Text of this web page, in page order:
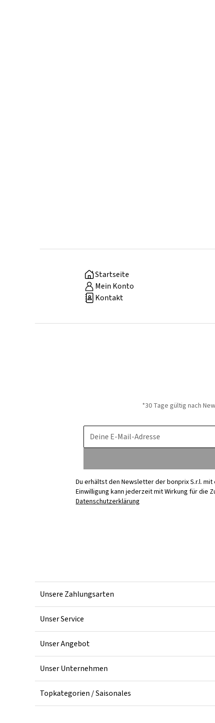
Startseite
Mein Konto
Kontakt
*30 Tage gültig nach
Deine E-Mail-Adresse
Du erhältst den Newsletter der bonprix S.r.l.
Einwilligung kann jederzeit mit Wirkung für die
Datenschutzerklärung
Unsere Zahlungsarten
Unser Service
Unser Angebot
Unser Unternehmen
Topkategorien / Saisonales